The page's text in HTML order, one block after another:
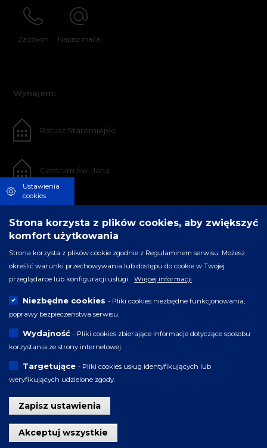
Zadzwoń Napisz maila
Wynajem:
Ratusz Staromiejski
Centrum Św. Jana
Ustawienia
cookies
Strona korzysta z plików cookies, aby zwiększyć
komfort użytkowania
Strona korzysta z plików cookie zgodnie z Regulaminem serwisu. Możesz
określić warunki przechowywania lub dostępu do cookie w Twojej
przeglądarce lub konfiguracji usługi.
Więcej informacji
Niezbędne cookies - Pliki cookies niezbędne funkcjonowania,
poprawy bezpieczeństwa serwisu.
Wydajność - Pliki cookies zbierające informacje dotyczące sposobu
korzystania ze strony internetowej.
Targetujące - Pliki cookies usług identyfikujących lub
weryfikujących udzielone zgody.
Zapisz ustawienia
Akceptuj wszystkie